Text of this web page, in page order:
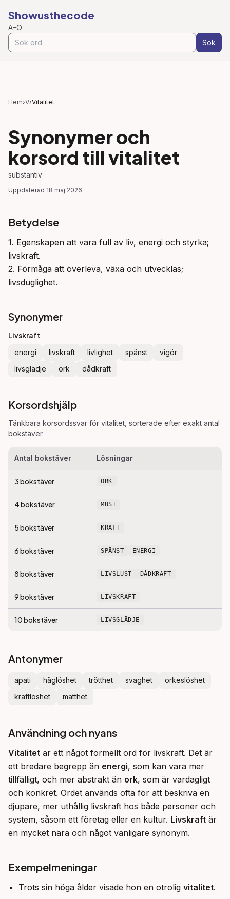
Showusthecode
A–Ö
Sök
Hem›V›Vitalitet
Synonymer och
korsord tillvitalitet
substantiv
Uppdaterad 18 maj 2026
Betydelse
1. Egenskapen att vara full av liv, energi och styrka;
livskraft.
2. Förmåga att överleva, växa och utvecklas;
livsduglighet.
Synonymer
Livskraft
energi livskraft livlighet spänst
vigör
livsglädje
ork dådkraft
Korsordshjälp
Tänkbara korsordssvar för vitalitet , sorterade efter exakt antal
bokstäver.
Antal bokstäver Lösningar
3bokstäver ORK
4bokstäver MUST
5bokstäver KRAFT
6bokstäver SPÄNST ENERGI
8bokstäver LIVSLUST DÅDKRAFT
9bokstäver LIVSKRAFT
10bokstäver LIVSGLÄDJE
Antonymer
apati håglöshet trötthet svaghet
orkeslöshet
kraftlöshet
matthet
Användning och nyans
Vitalitet är ett något formellt ord för livskraft. Det är
ett bredare begrepp än energi, som kan vara mer
tillfälligt, och mer abstrakt än ork, som är vardagligt
och konkret. Ordet används ofta för att beskriva en
djupare, mer uthållig livskraft hos både personer och
system, såsom ett företag eller en kultur. Livskraft är
en mycket nära och något vanligare synonym.
Exempelmeningar
Trots sin höga ålder visade hon en otrolig vitalitet.